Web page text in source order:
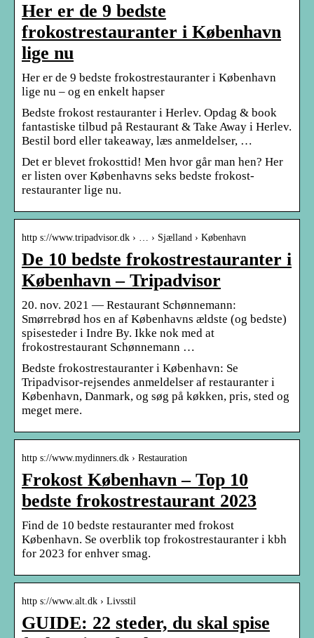
Her er de 9 bedste
frokostrestauranter i København
lige nu
Her er de 9 bedste frokostrestauranter i København
lige nu – og en enkelt hapser
Bedste frokost restauranter i Herlev. Opdag & book
fantastiske tilbud på Restaurant & Take Away i Herlev.
Bestil bord eller takeaway, læs anmeldelser, …
Det er blevet frokosttid! Men hvor går man hen? Her
er listen over Københavns seks bedste frokost-
restauranter lige nu.
http s://www.tripadvisor.dk › … › Sjælland › København
De 10 bedste frokostrestauranter i
København – Tripadvisor
20. nov. 2021 — Restaurant Schønnemann:
Smørrebrød hos en af Københavns ældste (og bedste)
spisesteder i Indre By. Ikke nok med at
frokostrestaurant Schønnemann …
Bedste frokostrestauranter i København: Se
Tripadvisor-rejsendes anmeldelser af restauranter i
København, Danmark, og søg på køkken, pris, sted og
meget mere.
http s://www.mydinners.dk › Restauration
Frokost København – Top 10
bedste frokostrestaurant 2023
Find de 10 bedste restauranter med frokost
København. Se overblik top frokostrestauranter i kbh
for 2023 for enhver smag.
http s://www.alt.dk › Livsstil
GUIDE: 22 steder, du skal spise